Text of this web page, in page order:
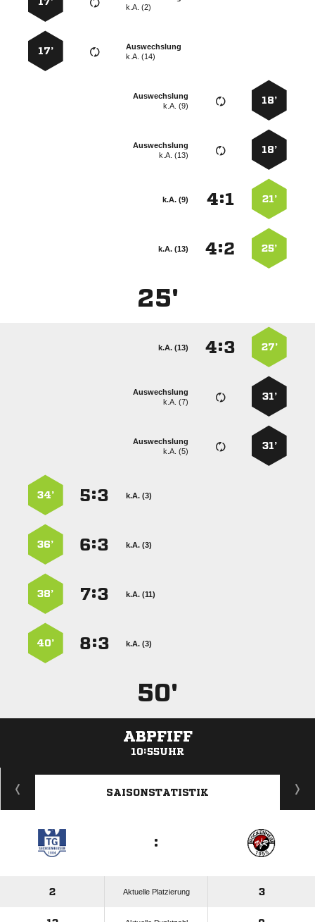
k.A. (2)
Auswechslung
k.A. (14)
17’
18’
Auswechslung
k.A. (9)
18’
Auswechslung
k.A. (13)
21’
:
k.A. (9)
25’
:
k.A. (13)
25'
27’
:
k.A. (13)
31’
Auswechslung
k.A. (7)
31’
Auswechslung
k.A. (5)
k.A. (3)
:
34’
k.A. (3)
:
36’
k.A. (11)
:
38’
k.A. (3)
:
40’
50'
ABPFIFF
10:55UHR
ANZEIGE
SAISONSTATISTIK
:
2 Aktuelle Platzierung 3